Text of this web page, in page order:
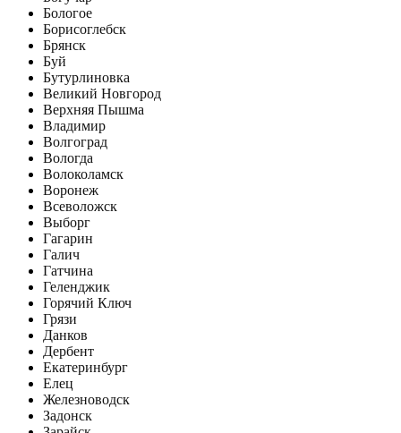
Бологое
Борисоглебск
Брянск
Буй
Бутурлиновка
Великий Новгород
Верхняя Пышма
Владимир
Волгоград
Вологда
Волоколамск
Воронеж
Всеволожск
Выборг
Гагарин
Галич
Гатчина
Геленджик
Горячий Ключ
Грязи
Данков
Дербент
Екатеринбург
Елец
Железноводск
Задонск